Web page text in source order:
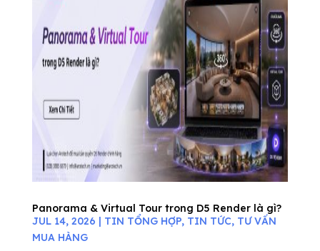
Panorama & Virtual Tour trong D5 Render là gì?
JUL 14, 2026 | TIN TỔNG HỢP, TIN TỨC, TƯ VẤN
MUA HÀNG